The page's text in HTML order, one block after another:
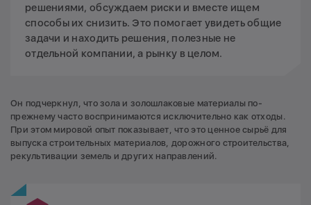
решениями, обсуждаем риски и вместе ищем
способы их снизить. Это помогает увидеть общие
задачи и находить решения, полезные не
отдельной компании, а рынку в целом.
Он подчеркнул, что зола и золошлаковые материалы по-
прежнему часто воспринимаются исключительно как отходы.
При этом мировой опыт показывает, что это ценное сырьё для
выпуска строительных материалов, дорожного строительства,
рекультивации земель и других направлений.